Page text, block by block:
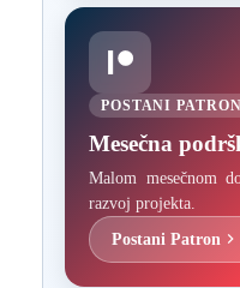
POSTANI PATRON
Mesečna
Malom mesečnom
razvoj projekta.
Postani Patron